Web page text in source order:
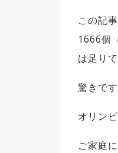
この記
1666個
は足り
驚きで
オリン
ご家庭